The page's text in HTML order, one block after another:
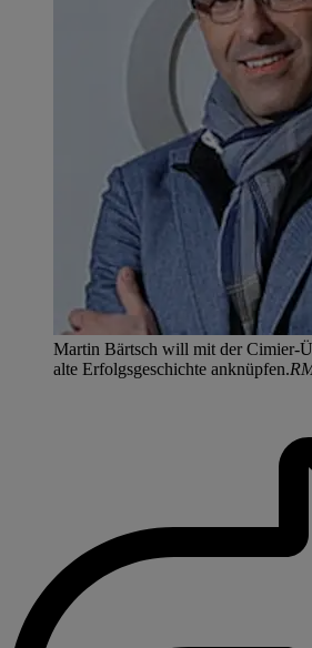
Martin Bärtsch will mit der Cimier-
alte Erfolgsgeschichte anknüpfen.